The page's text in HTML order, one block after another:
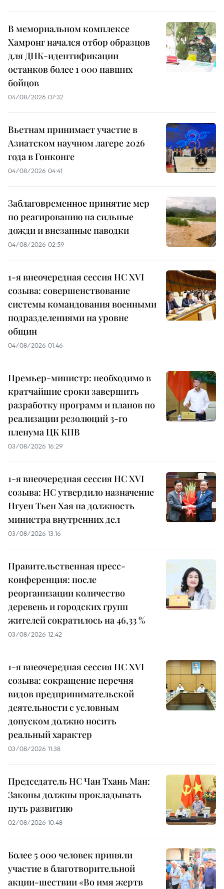
В мемориальном комплексе
Хамронг начался отбор образцов
для ДНК-идентификации
останков более 1 000 павших
бойцов
04/08/2026 07:32
Вьетнам принимает участие в
Азиатском научном лагере 2026
года в Гонконге
04/08/2026 04:41
Заблаговременное принятие мер
по реагированию на сильные
дожди и внезапные паводки
04/08/2026 02:59
1-я внеочередная сессия НС XVI
созыва: совершенствование
системы командования военными
подразделениями на уровне
общин
04/08/2026 01:46
Премьер-министр: необходимо в
кратчайшие сроки завершить
разработку программ и планов по
реализации резолюций 3-го
пленума ЦК КПВ
03/08/2026 16:29
1-я внеочередная сессия НС XVI
созыва: НС утвердило назначение
Нгуен Тьен Хая на должность
министра внутренних дел
03/08/2026 13:16
Правительственная пресс-
конференция: после
реорганизации количество
деревень и городских групп
жителей сократилось на 46,33 %
03/08/2026 12:42
1-я внеочередная сессия НС XVI
созыва: сокращение перечня
видов предпринимательской
деятельности с условным
допуском должно носить
реальный характер
03/08/2026 11:38
Председатель НС Чан Тхань Ман:
Законы должны прокладывать
путь развитию
02/08/2026 10:48
Более 5 000 человек приняли
участие в благотворительной
акции-шествии «Во имя жертв